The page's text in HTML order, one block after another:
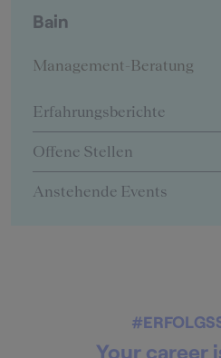
BearingPoint
Management-Beratung
Erfahrungsberichte
Offene Stellen
Your career